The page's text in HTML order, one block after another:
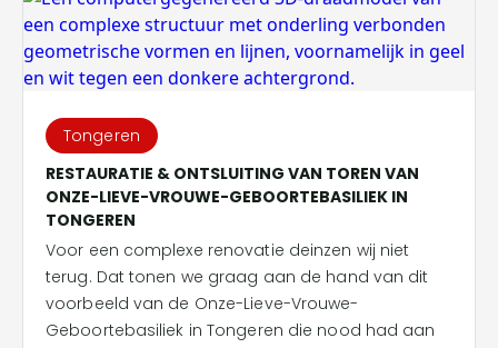
Tongeren
RESTAURATIE & ONTSLUITING VAN TOREN VAN
ONZE-LIEVE-VROUWE-GEBOORTEBASILIEK IN
TONGEREN
Voor een complexe renovatie deinzen wij niet
terug. Dat tonen we graag aan de hand van dit
voorbeeld van de Onze-Lieve-Vrouwe-
Geboortebasiliek in Tongeren die nood had aan